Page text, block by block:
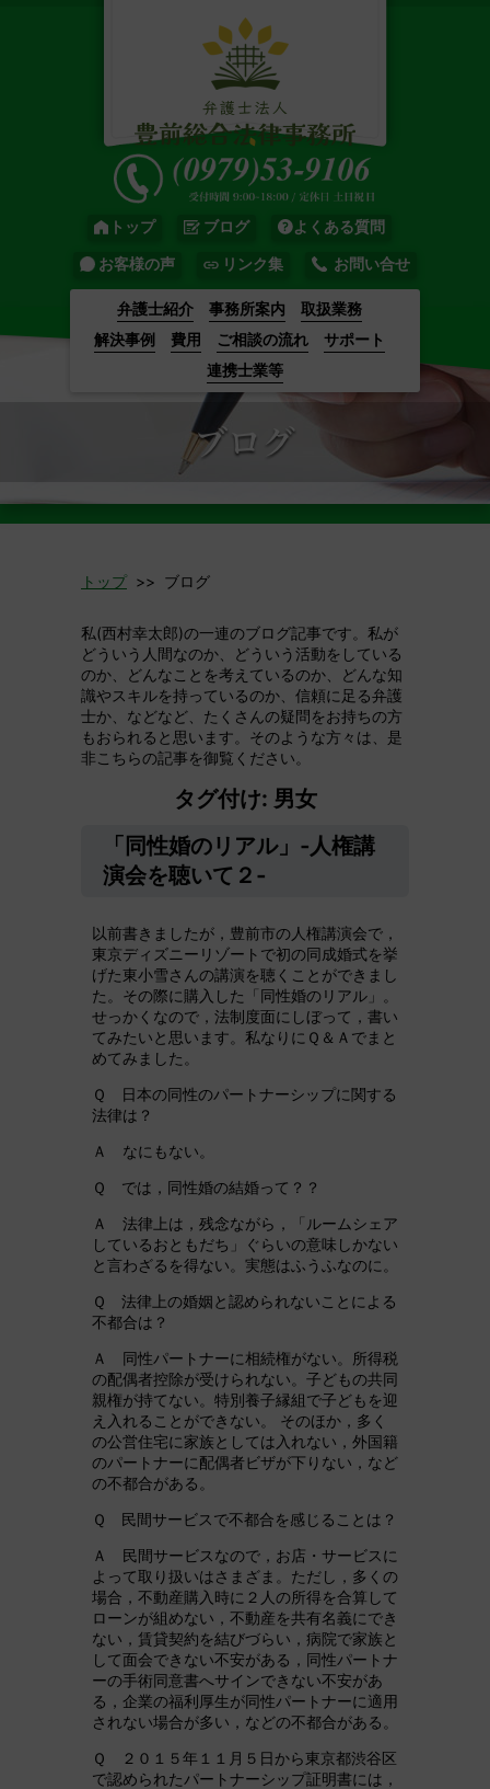
トップ ブログ よくある質問
お客様の声 リンク集 お問い合せ
弁護士紹介 事務所案内
取扱業務
解決事例
費用 ご相談の流れ
サポート
連携士業等
トップ>> ブログ
私(西村幸太郎)の一連のブログ記事です。私が
どういう人間なのか、どういう活動をしている
のか、どんなことを考えているのか、どんな知
識やスキルを持っているのか、信頼に足る弁護
士か、などなど、たくさんの疑問をお持ちの方
もおられると思います。そのような方々は、是
非こちらの記事を御覧ください。
タグ付け: 男女
「同性婚のリアル」‐人権講
演会を聴いて２‐
以前書きましたが，豊前市の人権講演会で，
東京ディズニーリゾートで初の同成婚式を挙
げた東小雪さんの講演を聴くことができまし
た。その際に購入した「同性婚のリアル」。
せっかくなので，法制度面にしぼって，書い
てみたいと思います。私なりにＱ＆Ａでまと
めてみました。
Ｑ 日本の同性のパートナーシップに関する
法律は？
Ａ なにもない。
Ｑ では，同性婚の結婚って？？
Ａ 法律上は，残念ながら，「ルームシェア
しているおともだち」ぐらいの意味しかない
と言わざるを得ない。実態はふうふなのに。
Ｑ 法律上の婚姻と認められないことによる
不都合は？
Ａ 同性パートナーに相続権がない。所得税
の配偶者控除が受けられない。子どもの共同
親権が持てない。特別養子縁組で子どもを迎
え入れることができない。 そのほか，多く
の公営住宅に家族としては入れない，外国籍
のパートナーに配偶者ビザが下りない，など
の不都合がある。
Ｑ 民間サービスで不都合を感じることは？
Ａ 民間サービスなので，お店・サービスに
よって取り扱いはさまざま。ただし，多くの
場合，不動産購入時に２人の所得を合算して
ローンが組めない，不動産を共有名義にでき
ない，賃貸契約を結びづらい，病院で家族と
して面会できない不安がある，同性パートナ
ーの手術同意書へサインできない不安があ
る，企業の福利厚生が同性パートナーに適用
されない場合が多い，などの不都合がある。
Ｑ ２０１５年１１月５日から東京都渋谷区
で認められたパートナーシップ証明書には，